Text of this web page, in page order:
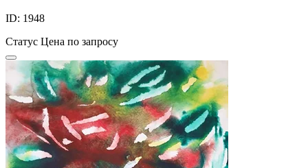
ID: 1948
Статус Цена по запросу